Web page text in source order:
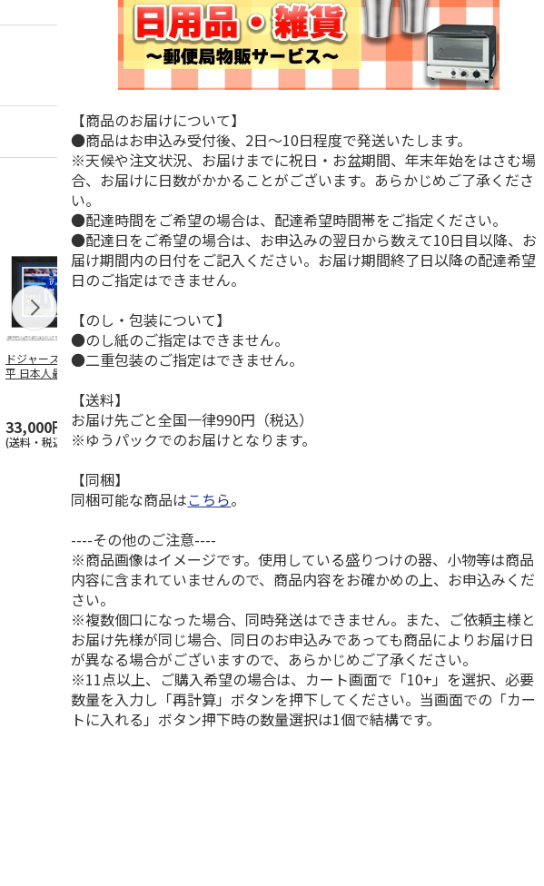
ドジャース 大谷翔
平 日本人最多53試
33,000円
(送料・税込)
MLB ドジャース 大
谷翔平 2026 NL 3・
33,000円
(送料・税込)
ドジャース 大谷翔
9,900円
(送料・税込)
【商品のお届けについて】
●商品はお申込み受付後、2日～10日程度で発送いたします。
※天候や注文状況、お届けまでに祝日・お盆期間、年末年始をはさむ場
合、お届けに日数がかかることがございます。あらかじめご了承くださ
い。
●配達時間をご希望の場合は、配達希望時間帯をご指定ください。
●配達日をご希望の場合は、お申込みの翌日から数えて10日目以降、お
届け期間内の日付をご記入ください。お届け期間終了日以降の配達希望
日のご指定はできません。
【のし・包装について】
●のし紙のご指定はできません。
●二重包装のご指定はできません。
【送料】
お届け先ごと全国一律990円（税込）
※ゆうパックでのお届けとなります。
【同梱】
同梱可能な商品はこちら。
----その他のご注意----
※商品画像はイメージです。使用している盛りつけの器、小物等は商品
内容に含まれていませんので、商品内容をお確かめの上、お申込みくだ
さい。
※複数個口になった場合、同時発送はできません。また、ご依頼主様と
お届け先様が同じ場合、同日のお申込みであっても商品によりお届け日
が異なる場合がございますので、あらかじめご了承ください。
※11点以上、ご購入希望の場合は、カート画面で「10+」を選択、必要
数量を入力し「再計算」ボタンを押下してください。当画面での「カー
トに入れる」ボタン押下時の数量選択は1個で結構です。